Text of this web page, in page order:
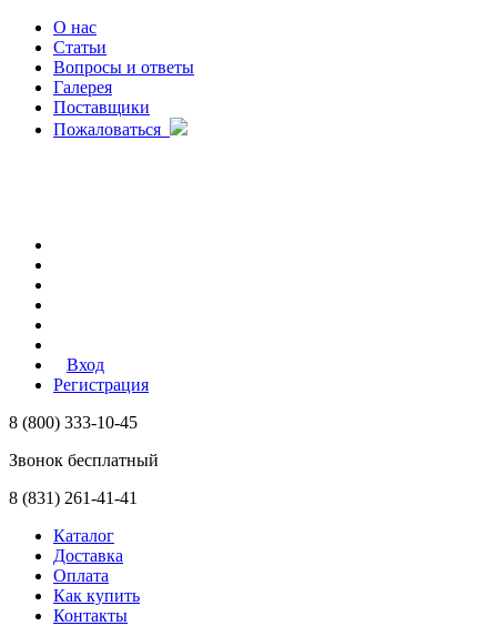
О нас
Статьи
Вопросы и ответы
Галерея
Поставщики
Пожаловаться
Вход
Регистрация
8 (800) 333-10-45
Звонок бесплатный
8 (831) 261-41-41
Каталог
Доставка
Оплата
Как купить
Контакты